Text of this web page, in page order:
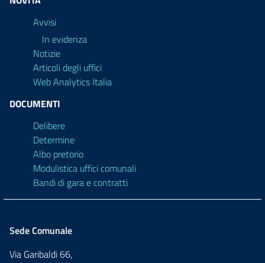
Avvisi
In evidenza
Notizie
Articoli degli uffici
Web Analytics Italia
DOCUMENTI
Delibere
Determine
Albo pretorio
Modulistica uffici comunali
Bandi di gara e contratti
Sede Comunale
Via Garibaldi 66,